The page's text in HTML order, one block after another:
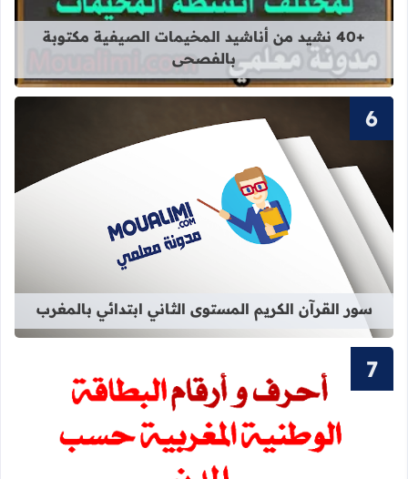
+40 نشيد من أناشيد المخيمات الصيفية مكتوبة
بالفصحى
قراءة المزيد عن سور القرآن الكريم
سور القرآن الكريم المستوى الثاني ابتدائي بالمغرب
قراءة المزيد عن أحرف و أرقام